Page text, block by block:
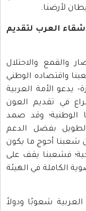
لأرضنا.
العرب لتقديم
والقمع والاحتلال
واقتصاده الوطني
يدعو الأمة العربية
في تقديم العون
الوطنية؛ وقد صمد
بفضل الدعم
شعبنا أحوج ما يكون
فشعبنا يقف على
الكاملة في الهيئة
شعوبًا ودولاً